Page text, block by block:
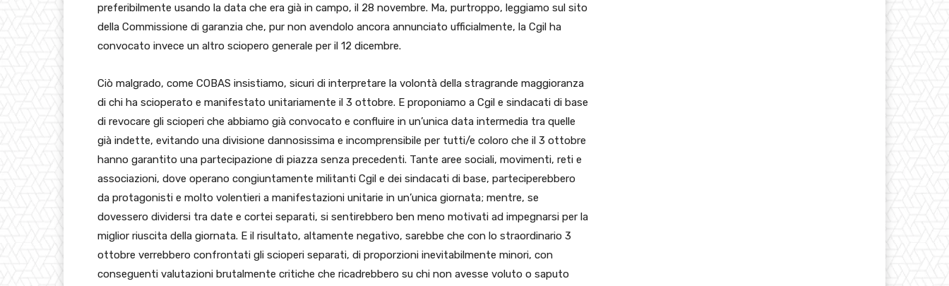
preferibilmente usando la data che era già in campo, il 28 novembre. Ma, purtroppo, leggiamo sul sito
della Commissione di garanzia che, pur non avendolo ancora annunciato ufficialmente, la Cgil ha
convocato invece un altro sciopero generale per il 12 dicembre.
Ciò malgrado, come COBAS insistiamo, sicuri di interpretare la volontà della stragrande maggioranza
di chi ha scioperato e manifestato unitariamente il 3 ottobre. E proponiamo a Cgil e sindacati di base
di revocare gli scioperi che abbiamo già convocato e confluire in un’unica data intermedia tra quelle
già indette, evitando una divisione dannosissima e incomprensibile per tutti/e coloro che il 3 ottobre
hanno garantito una partecipazione di piazza senza precedenti. Tante aree sociali, movimenti, reti e
associazioni, dove operano congiuntamente militanti Cgil e dei sindacati di base, parteciperebbero
da protagonisti e molto volentieri a manifestazioni unitarie in un’unica giornata; mentre, se
dovessero dividersi tra date e cortei separati, si sentirebbero ben meno motivati ad impegnarsi per la
miglior riuscita della giornata. E il risultato, altamente negativo, sarebbe che con lo straordinario 3
ottobre verrebbero confrontati gli scioperi separati, di proporzioni inevitabilmente minori, con
conseguenti valutazioni brutalmente critiche che ricadrebbero su chi non avesse voluto o saputo